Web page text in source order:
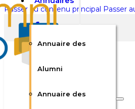
Passer au contenu principal Passer
Rechercher
Annuaire des
Alumni
Annuaire des